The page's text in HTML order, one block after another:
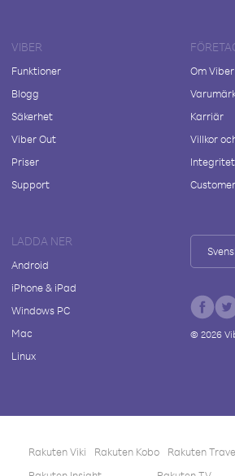
VIBER
Funktioner
Blogg
Säkerhet
Viber Out
Priser
Support
Om Viber
Karriär
Villkor
LADDA NER
Android
iPhone & iPad
Windows PC
Mac
Linux
© 2026
Rakuten Viki Rakuten Kobo Rakuten